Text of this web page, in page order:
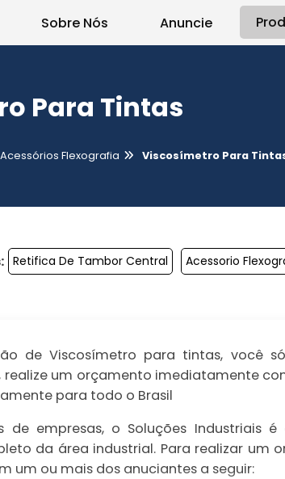
Sobre Nós Anuncie
Para Tintas
Acessórios Flexografia Viscosímetro Para
Retifica De Tambor Central Acessorio
de Viscosímetro para tintas, você
realize um orçamento imediatamente
para todo o Brasil
de empresas, o Soluções Industriais
da área industrial. Para realizar um
um ou mais dos anuciantes a seguir: